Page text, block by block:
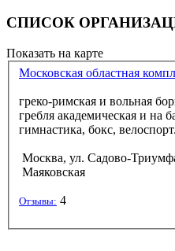
СПИСОК
Показать на карте
Московская областная
греко-римская и вольная
гребля академическая и на
гимнастика, бокс,
Москва, ул. Садово-
Маяковская
Отзывы: 4